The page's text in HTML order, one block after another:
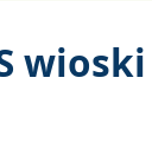
wioski